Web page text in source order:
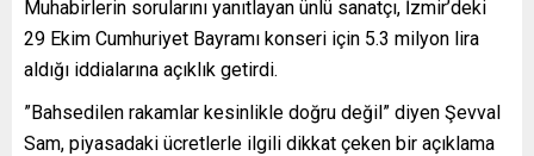
Muhabirlerin sorularını yanıtlayan ünlü sanatçı, İzmir’deki
29 Ekim Cumhuriyet Bayramı konseri için 5.3 milyon lira
aldığı iddialarına açıklık getirdi.
”Bahsedilen rakamlar kesinlikle doğru değil” diyen Şevval
Sam, piyasadaki ücretlerle ilgili dikkat çeken bir açıklama